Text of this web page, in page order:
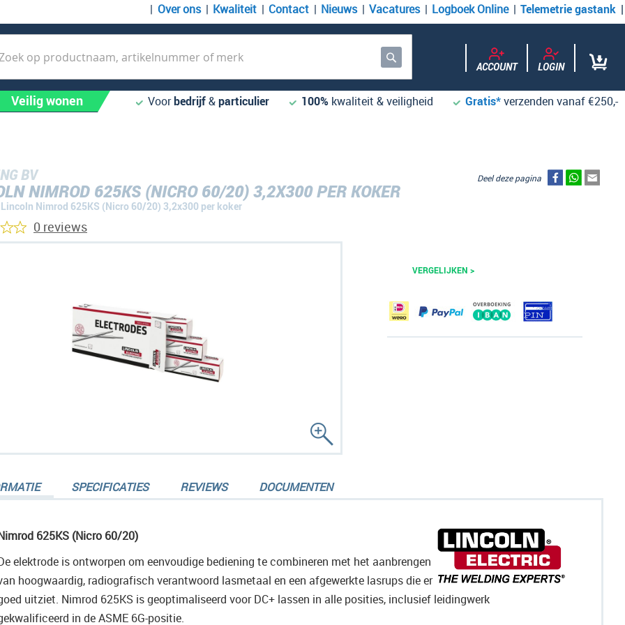
Over ons Kwaliteit Contact Nieuws Vacatures Logboek Online Telemetrie gastank
Zoek ACCOUNT LOGIN
Veilig wonen Voorbedrijf&particulier 100% kwaliteit & veiligheid Gratis*verzenden vanaf €250,-
BV
NIMROD 625KS (NICRO 60/20) 3,2X300 PER KOKER
Lincoln Nimrod 625KS (Nicro 60/20) 3,2x300 per koker
VERGELIJKEN >
Deel deze pagina
0 reviews
625KS (Nicro 60/20)
elektrode is ontworpen om eenvoudige bediening te combineren met het aanbrengen
hoogwaardig, radiografisch verantwoord lasmetaal en een afgewerkte lasrups die er
uitziet. Nimrod 625KS is geoptimaliseerd voor DC+ lassen in alle posities, inclusief leidingwerk
in de ASME 6G-positie.
SPECIFICATIES REVIEWS DOCUMENTEN